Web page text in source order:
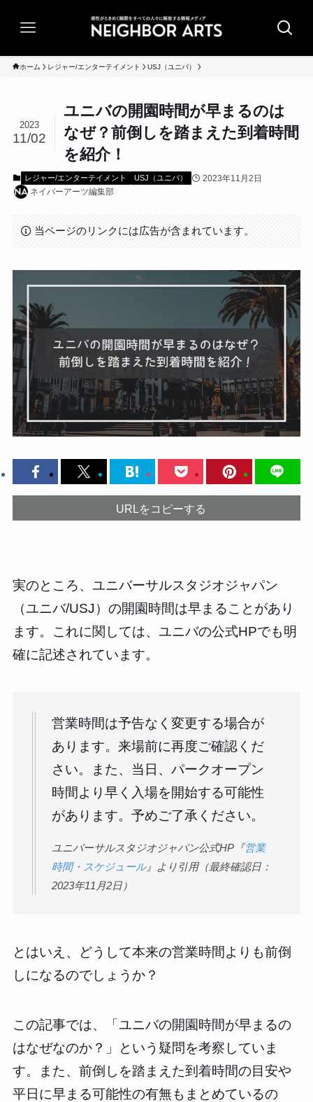
ホーム レジャー/エンターテイメント USJ（ユニバ）
ユニバの開園時間が早まるのは
なぜ？前倒しを踏まえた到着時間
を紹介！
2023
11/02
レジャー/エンターテイメント USJ（ユニバ）
2023年11月2日
ネイバーアーツ編集部
当ページのリンクには広告が含まれています。
URLをコピーする
実のところ、ユニバーサルスタジオジャパン
（ユニバ/USJ）の開園時間は早まることがあり
ます。これに関しては、ユニバの公式HPでも明
確に記述されています。
営業時間は予告なく変更する場合が
あります。来場前に再度ご確認くだ
さい。また、当日、パークオープン
時間より早く入場を開始する可能性
があります。予めご了承ください。
ユニバーサルスタジオジャパン公式HP『営業
時間・スケジュール』より引用（最終確認日：
2023年11月2日）
とはいえ、どうして本来の営業時間よりも前倒
しになるのでしょうか？
この記事では、「ユニバの開園時間が早まるの
はなぜなのか？」という疑問を考察していま
す。また、前倒しを踏まえた到着時間の目安や
平日に早まる可能性の有無もまとめているの